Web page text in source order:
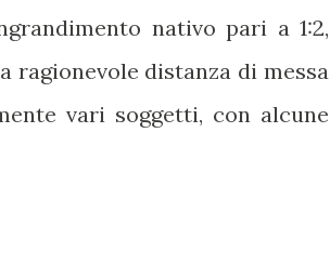
nativo pari a 1:2,
ragionevole distanza di messa
vari soggetti, con alcune